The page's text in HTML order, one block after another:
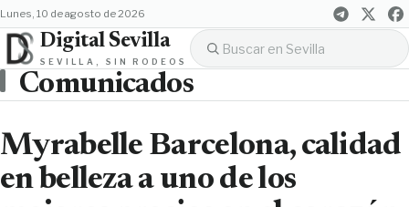
lunes, 10 de agosto de 2026
Digital Sevilla
SEVILLA, SIN RODEOS
Comunicados
Myrabelle Barcelona, calidad
en belleza a uno de los